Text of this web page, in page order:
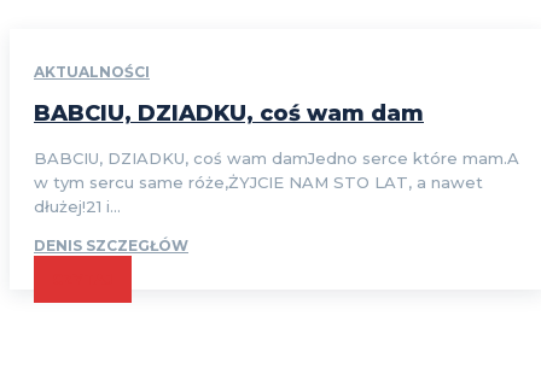
AKTUALNOŚCI
BABCIU, DZIADKU, coś wam dam
BABCIU, DZIADKU, coś wam damJedno serce które mam.A
w tym sercu same róże,ŻYJCIE NAM STO LAT, a nawet
dłużej!21 i...
DENIS SZCZEGŁÓW